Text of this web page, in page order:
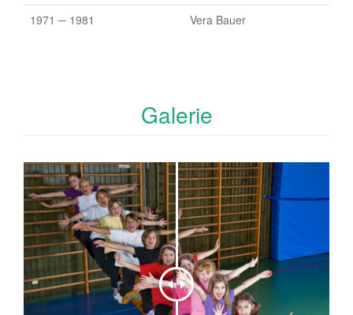
1971 ─ 1981 Vera Bauer
Galerie